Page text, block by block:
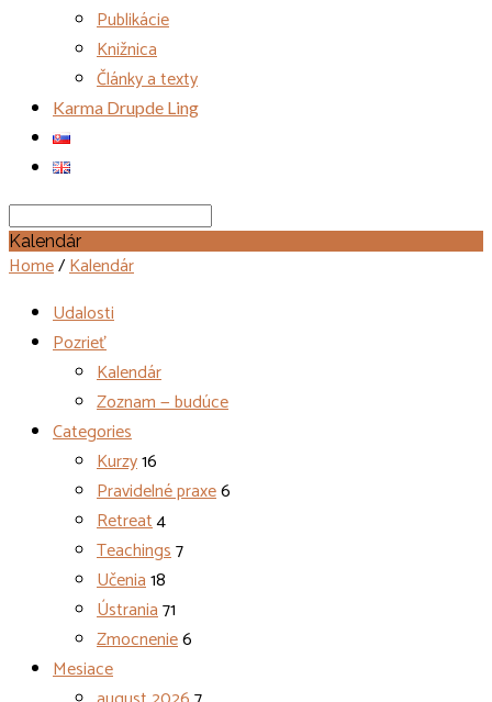
Publikácie
Knižnica
Články a texty
Karma Drupde Ling
Search
Kalendár
Home/Kalendár
Udalosti
Pozrieť
Kalendár
Zoznam — budúce
Categories
Kurzy16
Pravidelné praxe6
Retreat4
Teachings7
Učenia18
Ústrania71
Zmocnenie6
Mesiace